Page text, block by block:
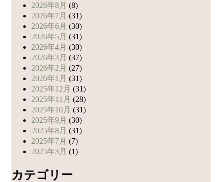
2026年8月 (8)
2026年7月 (31)
2026年6月 (30)
2026年5月 (31)
2026年4月 (30)
2026年3月 (37)
2026年2月 (27)
2026年1月 (31)
2025年12月 (31)
2025年11月 (28)
2025年10月 (31)
2025年9月 (30)
2025年8月 (31)
2025年7月 (7)
2025年3月 (1)
カテゴリー